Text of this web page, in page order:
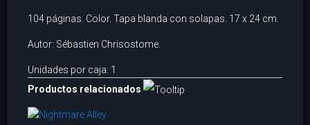
104 páginas. Color. Tapa blanda con solapas. 17 x 24 cm.
Autor: Sébastien Chrisostome.
Unidades por caja: 1
Productos relacionados